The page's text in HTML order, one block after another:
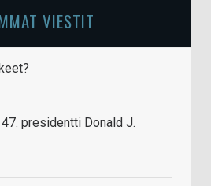
VIESTIT
presidentti Donald J.